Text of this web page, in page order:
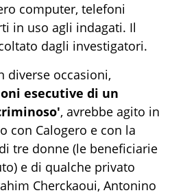
computer, telefoni
in uso agli indagati. Il
dagli investigatori.
diverse occasioni,
esecutive di un
, avrebbe agito in
con Calogero e con la
tre donne (le beneficiarie
e di qualche privato
Cherckaoui, Antonino